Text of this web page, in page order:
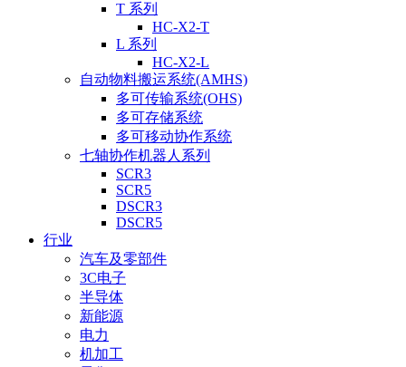
T 系列
HC-X2-T
L 系列
HC-X2-L
自动物料搬运系统(AMHS)
多可传输系统(OHS)
多可存储系统
多可移动协作系统
七轴协作机器人系列
SCR3
SCR5
DSCR3
DSCR5
行业
汽车及零部件
3C电子
半导体
新能源
电力
机加工